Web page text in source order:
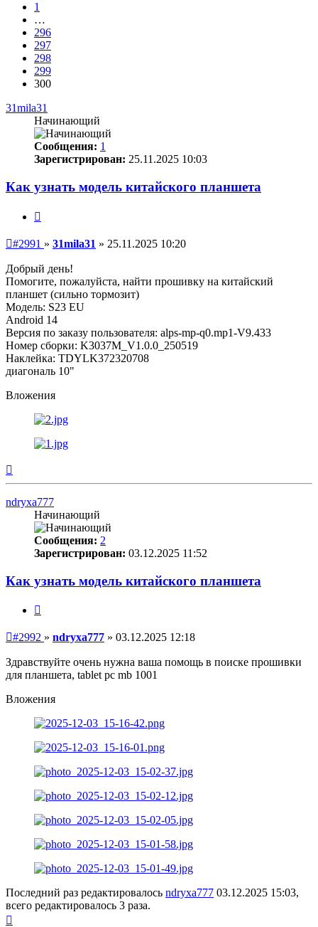
1
…
296
297
298
299
300
31mila31
Начинающий
Сообщения: 1
Зарегистрирован: 25.11.2025 10:03
Как узнать модель китайского планшета
Непрочитанное
#2991 » 31mila31 » 25.11.2025 10:20
Добрый день!
Помогите, пожалуйста, найти прошивку на китайский
планшет (сильно тормозит)
Модель: S23 EU
Android 14
Версия по заказу пользователя: alps-mp-q0.mp1-V9.433
Номер сборки: K3037M_V1.0.0_250519
Наклейка: TDYLK372320708
диагональ 10"
Вложения
ndryxa777
Начинающий
Сообщения: 2
Зарегистрирован: 03.12.2025 11:52
Как узнать модель китайского планшета
Непрочитанное
#2992 » ndryxa777 » 03.12.2025 12:18
Здравствуйте очень нужна ваша помощь в поиске прошивки
для планшета, tablet pc mb 1001
Вложения
Последний раз редактировалось ndryxa777 03.12.2025 15:03,
всего редактировалось 3 раза.